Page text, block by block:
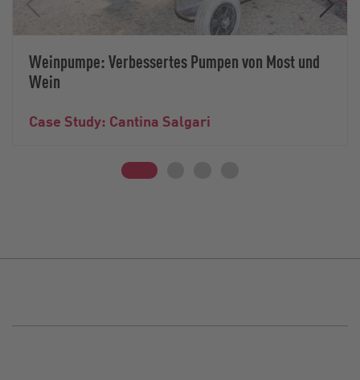
Weinpumpe: Verbessertes Pumpen von Most und
Wein
Case Study: Cantina Salgari